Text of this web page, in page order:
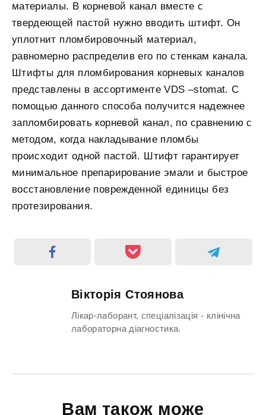
материалы. В корневой канал вместе с
твердеющей пастой нужно вводить штифт. Он
уплотнит пломбировочный материал,
равномерно распределив его по стенкам канала.
Штифты для пломбирования корневых каналов
представлены в ассортименте VDS –stomat. С
помощью данного способа получится надежнее
запломбировать корневой канал, по сравнению с
методом, когда накладывание пломбы
происходит одной пастой. Штифт гарантирует
минимальное препарирование эмали и быстрое
восстановление поврежденной единицы без
протезирования.
Вікторія Стоянова
Лікар-лаборант, спеціалізація - клінічна
лабораторна діагностика.
Вам також може